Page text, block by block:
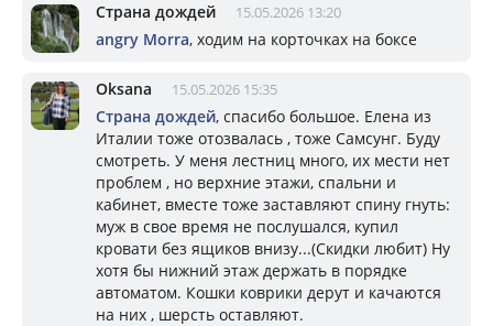
Страна дождей 15.05.2026 13:20
angry Morra, ходим на корточках на боксе
Oksana 15.05.2026 15:35
Страна дождей, спасибо большое. Елена из
Италии тоже отозвалась , тоже Самсунг. Буду
смотреть. У меня лестниц много, их мести нет
проблем , но верхние этажи, спальни и
кабинет, вместе тоже заставляют спину гнуть:
муж в свое время не послушался, купил
кровати без ящиков внизу...(Скидки любит) Ну
хотя бы нижний этаж держать в порядке
автоматом. Кошки коврики дерут и качаются
на них , шерсть оставляют.